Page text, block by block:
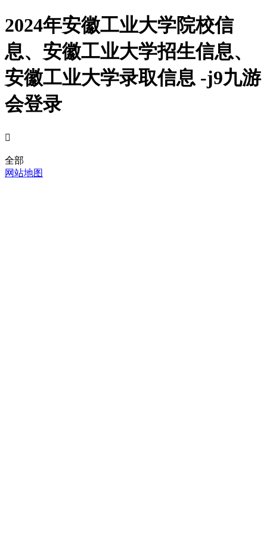
2024年安徽工业大学院校信
息、安徽工业大学招生信息、
安徽工业大学录取信息 -j9九游
会登录

全部
网站地图